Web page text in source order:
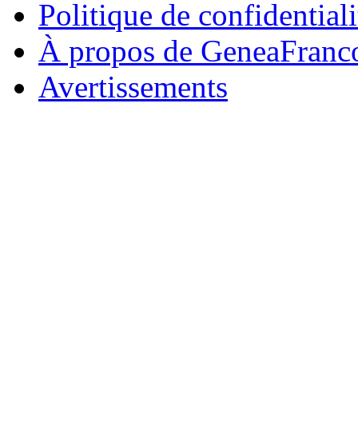
Politique de
À propos de
Avertissements